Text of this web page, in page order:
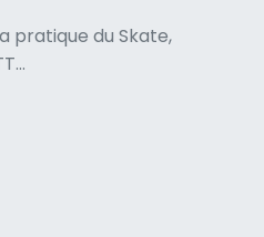
pratique du Skate,